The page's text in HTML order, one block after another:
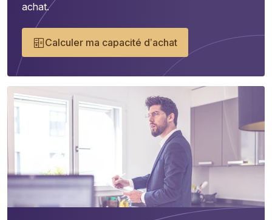
achat.
Calculer ma capacité d’achat